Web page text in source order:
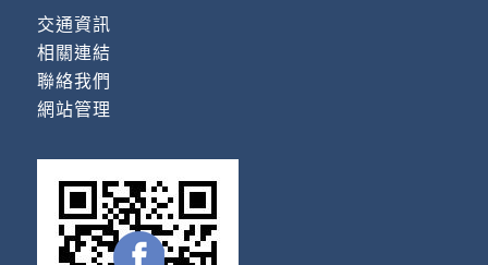
交通資訊
相關連結
聯絡我們
網站管理